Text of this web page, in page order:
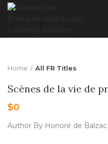
Home All FR Titles
Scènes de la vie de
$0
Author By Honoré de Balzac